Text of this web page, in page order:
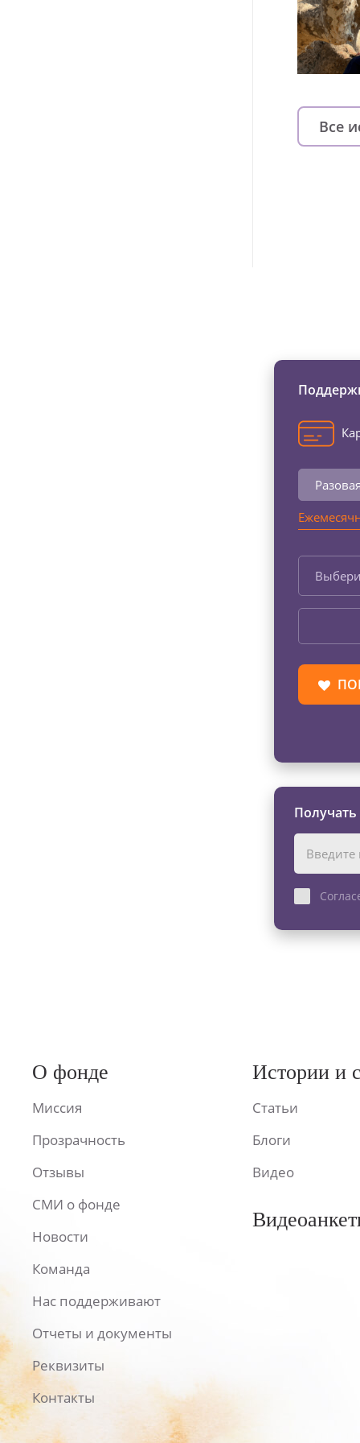
Все
О фонде
Миссия
Прозрачность
Отзывы
СМИ о фонде
Новости
Команда
Нас поддерживают
Отчеты и документы
Реквизиты
Контакты
Истории и
Статьи
Блоги
Видео